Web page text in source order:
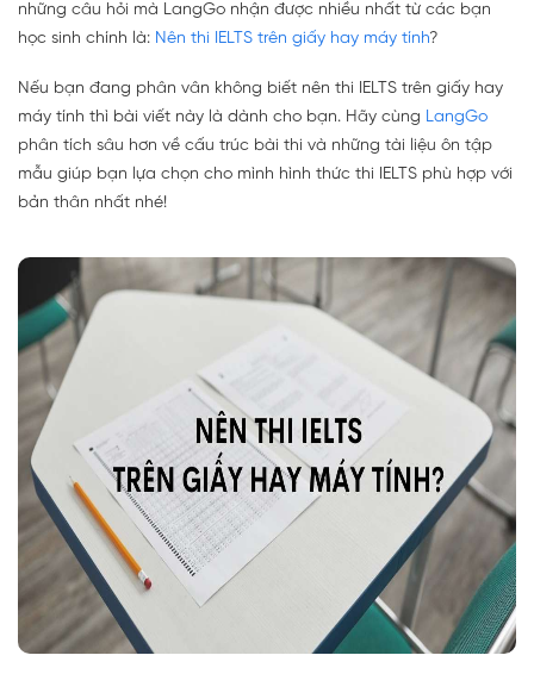
những câu hỏi mà LangGo nhận được nhiều nhất từ các bạn
học sinh chính là: Nên thi IELTS trên giấy hay máy tính?
Nếu bạn đang phân vân không biết nên thi IELTS trên giấy hay
máy tính thì bài viết này là dành cho bạn. Hãy cùng LangGo
phân tích sâu hơn về cấu trúc bài thi và những tài liệu ôn tập
mẫu giúp bạn lựa chọn cho mình hình thức thi IELTS phù hợp với
bản thân nhất nhé!